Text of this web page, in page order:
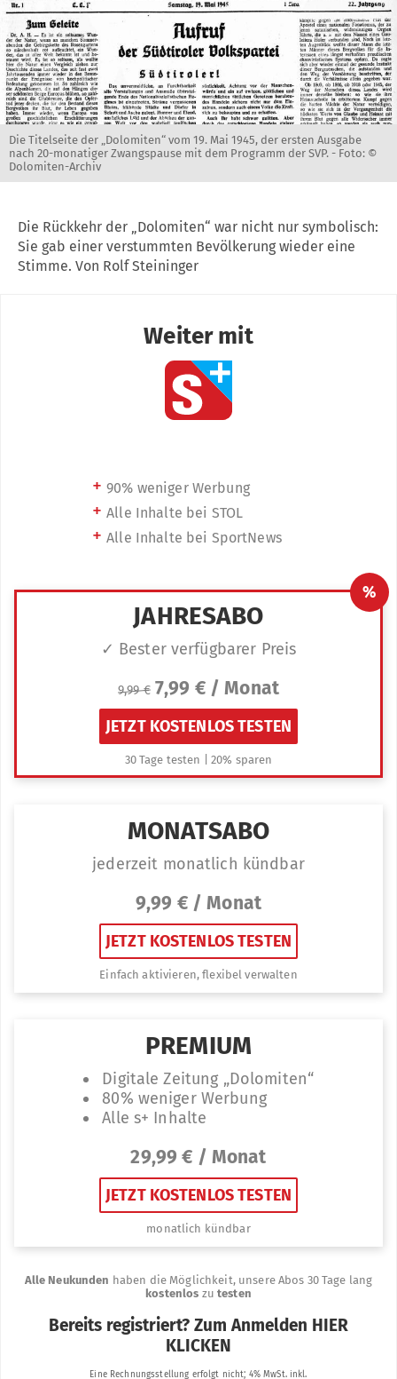
Die Titelseite der „Dolomiten“ vom 19. Mai 1945, der ersten Ausgabe
nach 20-monatiger Zwangspause mit dem Programm der SVP. - Foto: ©
Dolomiten-Archiv
Die Rückkehr der „Dolomiten“ war nicht nur symbolisch:
Sie gab einer verstummten Bevölkerung wieder eine
Stimme. Von Rolf Steininger